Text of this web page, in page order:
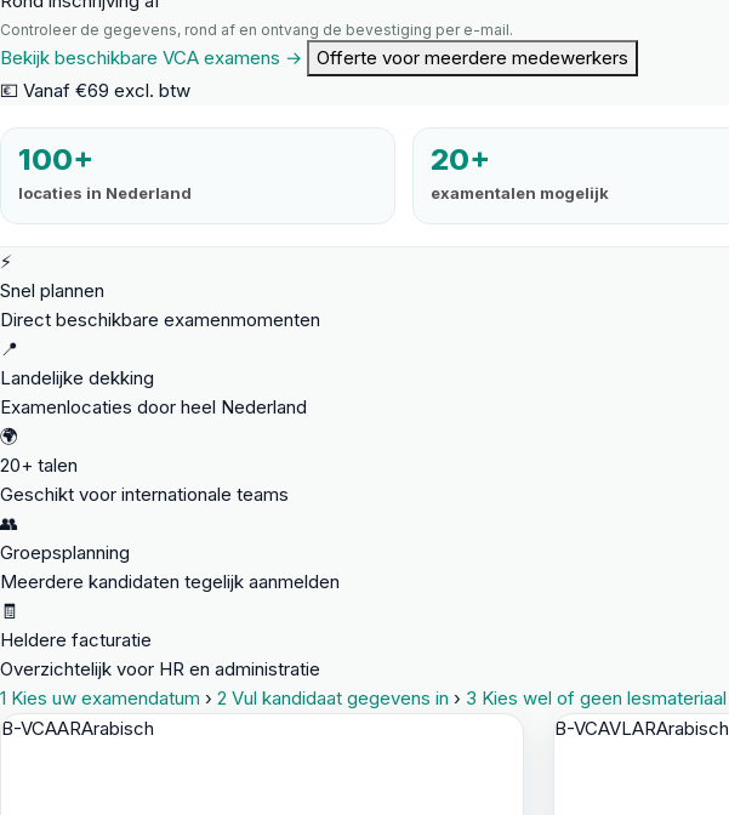
Controleer de gegevens, rond af en ontvang de bevestiging per e-mail.
Bekijk beschikbare VCA examens →
Offerte voor meerdere medewerkers
💶 Vanaf €69 excl. btw
100+
locaties in Nederland
20+
examentalen mogelijk
⚡
Snel plannen
Direct beschikbare examenmomenten
📍
Landelijke dekking
Examenlocaties door heel Nederland
🌍
20+ talen
Geschikt voor internationale teams
👥
Groepsplanning
Meerdere kandidaten tegelijk aanmelden
🧾
Heldere facturatie
Overzichtelijk voor HR en administratie
1 Kies uw examendatum › 2 Vul kandidaat gegevens in › 3 Kies wel of geen lesmateriaal
B-VCAARArabisch B-VCAVLARArabisch